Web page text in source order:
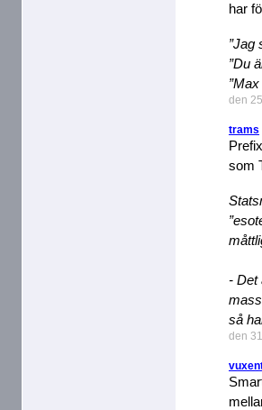
har
”Jag
”Du
den
trams
som
- Det
så
den